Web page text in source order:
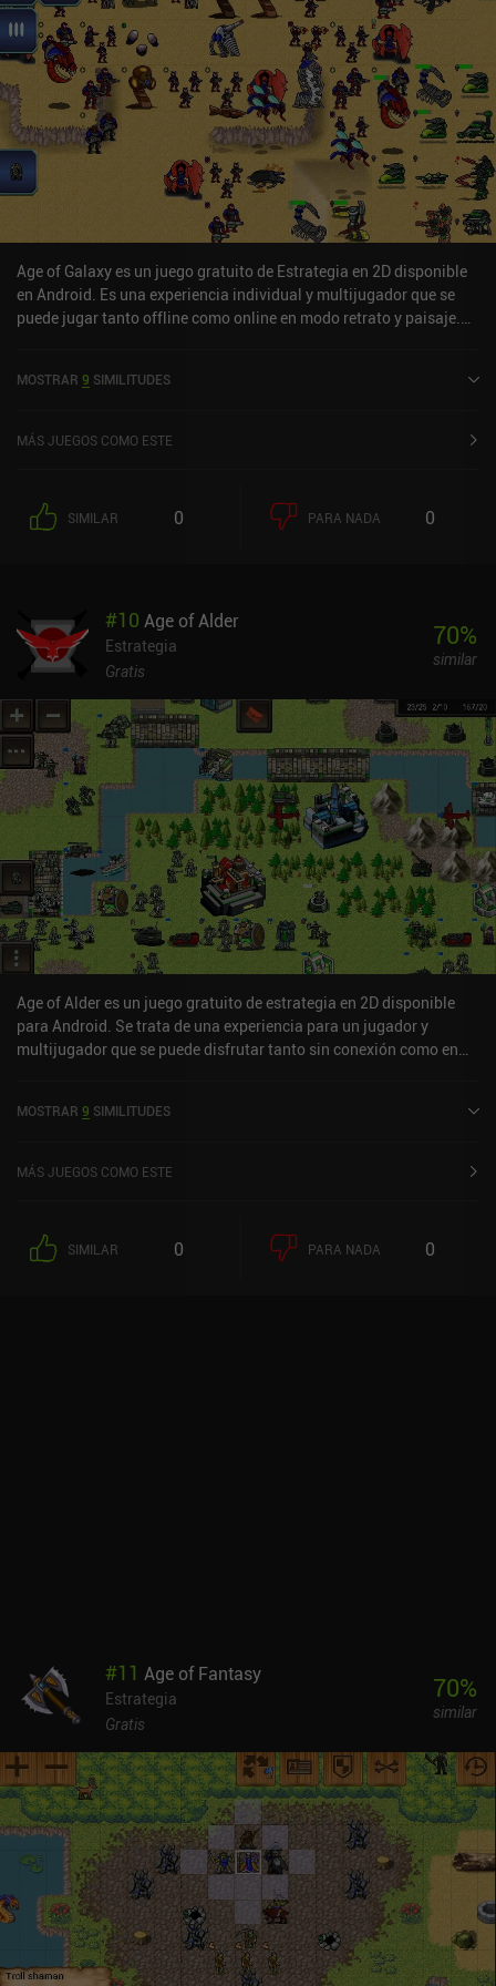
los controles y la interfaz de usuario funcionan bien una vez que se
comprenden la mecánica y las reglas del juego. Más allá de la
campaña, el juego también ofrece batallas personalizadas contra
la IA y un modo multijugador en línea, aunque no hay suficientes
jugadores para que esté activo. En cuanto al aspecto gráfico, los
mapas y los modelos de las unidades tienen un aspecto
estupendo, con un buen nivel de detalle al ampliar la imagen. Y me
han gustado bastante las animaciones de batalla. SOVL se puede
probar gratis con cinco facciones y sin anuncios. Se pueden
comprar facciones adicionales por 3,99 $ cada una —o 19,99 $ en
un paquete— para desbloquear nuevas estrategias y estilos de
juego. En resumen, SOVL simplifica un complejo juego de mesa y
lo hace más accesible, al tiempo que conserva la esencia que hace
que estos juegos sean tan queridos por aquellos lo
suficientemente apasionados como para jugarlos.
Age of Galaxy es un juego gratuito de Estrategia en 2D disponible
en Android. Es una experiencia individual y multijugador que se
puede jugar tanto offline como online en modo retrato y paisaje.
MOSTRAR 9 SIMILITUDES
MÁS JUEGOS COMO ESTE
SIMILAR 0 PARA NADA 0
#10 Age of Alder
Estrategia
Gratis
70%
similar
Age of Alder es un juego gratuito de estrategia en 2D disponible
para Android. Se trata de una experiencia para un jugador y
multijugador que se puede disfrutar tanto sin conexión como en
sobre 5,0 en Google Play.
MOSTRAR 9 SIMILITUDES
MÁS JUEGOS COMO ESTE
SIMILAR 0 PARA NADA 0
#11 Age of Fantasy
Estrategia
Gratis
70%
similar